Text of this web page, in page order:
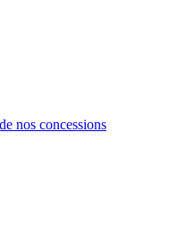
nos concessions